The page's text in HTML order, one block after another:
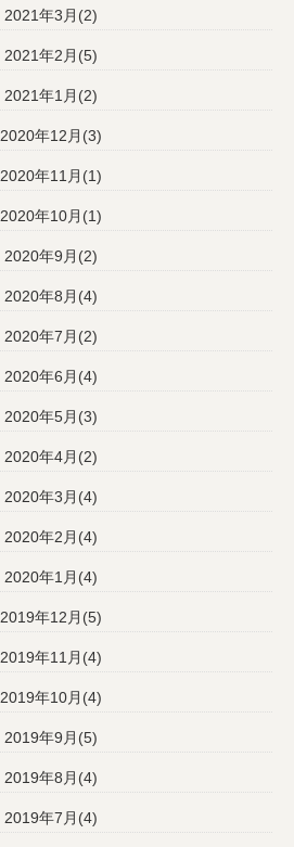
2021年3月(2)
2021年2月(5)
2021年1月(2)
2020年12月(3)
2020年11月(1)
2020年10月(1)
2020年9月(2)
2020年8月(4)
2020年7月(2)
2020年6月(4)
2020年5月(3)
2020年4月(2)
2020年3月(4)
2020年2月(4)
2020年1月(4)
2019年12月(5)
2019年11月(4)
2019年10月(4)
2019年9月(5)
2019年8月(4)
2019年7月(4)